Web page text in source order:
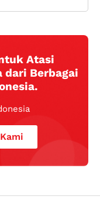
Atasi
dari Berbagai